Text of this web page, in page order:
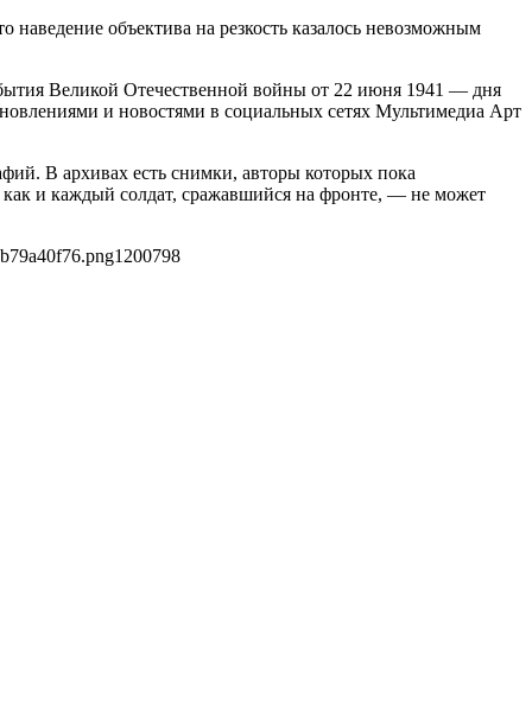
объектива на резкость казалось невозможным
Великой Отечественной войны от 22 июня 1941 — дня
и новостями в социальных сетях Мультимедиа Арт
В архивах есть снимки, авторы которых пока
и каждый солдат, сражавшийся на фронте, — не может
1200798